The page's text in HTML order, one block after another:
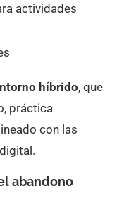
actividades
híbrido, que
práctica
con las
abandono